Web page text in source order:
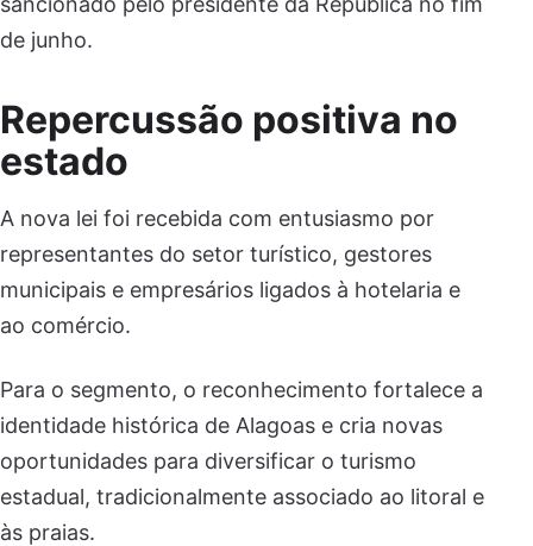
de junho.
Repercussão positiva no
estado
A nova lei foi recebida com entusiasmo por
representantes do setor turístico, gestores
municipais e empresários ligados à hotelaria e
ao comércio.
Para o segmento, o reconhecimento fortalece a
identidade histórica de Alagoas e cria novas
oportunidades para diversificar o turismo
estadual, tradicionalmente associado ao litoral e
às praias.